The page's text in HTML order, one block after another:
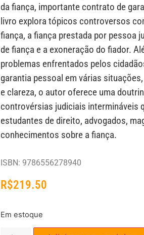
da fiança, importante contrato de
livro explora tópicos controversos
fiança, a fiança prestada por pessoa
de fiança e a exoneração do fiador.
problemas enfrentados pelos
garantia pessoal em várias
e clareza, o autor oferece uma
controvérsias judiciais intermináveis
estudantes de direito, advogados,
conhecimentos sobre a fiança.
ISBN: 9786556278940
R$219.50
Em estoque